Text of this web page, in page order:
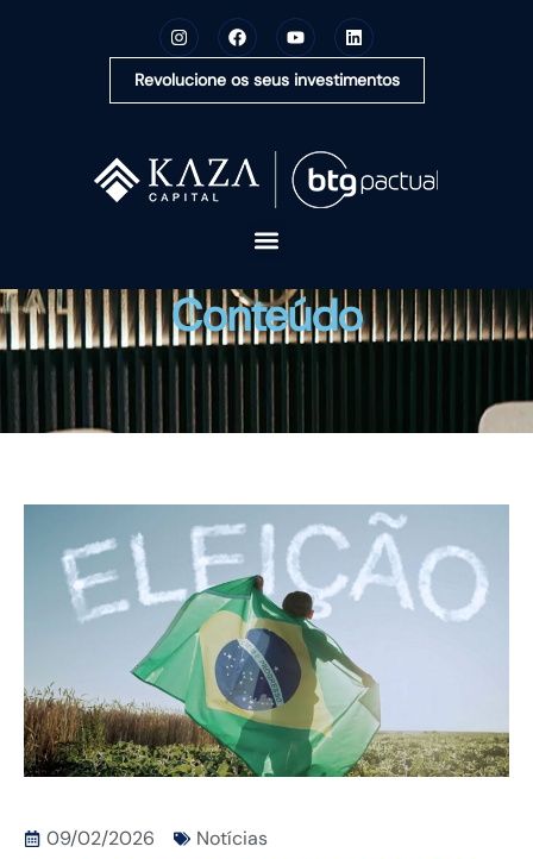
Revolucione os seus investimentos
A KAZA CAPITAL
SOLUÇÕES
MONTE SUA CARTEIRA
CONTEÚDOS
CONTATO
Conteúdo
09/02/2026 Notícias